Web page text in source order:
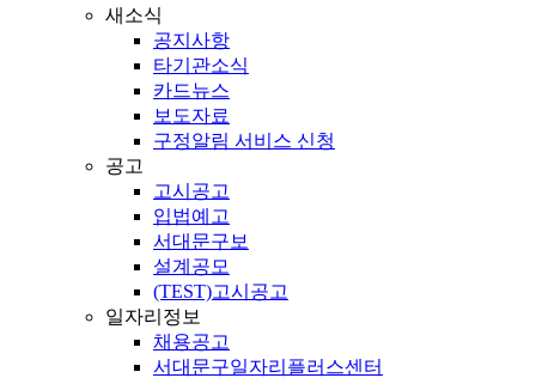
새소식
공지사항
타기관소식
카드뉴스
보도자료
구정알림 서비스 신청
공고
고시공고
입법예고
서대문구보
설계공모
(TEST)고시공고
일자리정보
채용공고
서대문구일자리플러스센터